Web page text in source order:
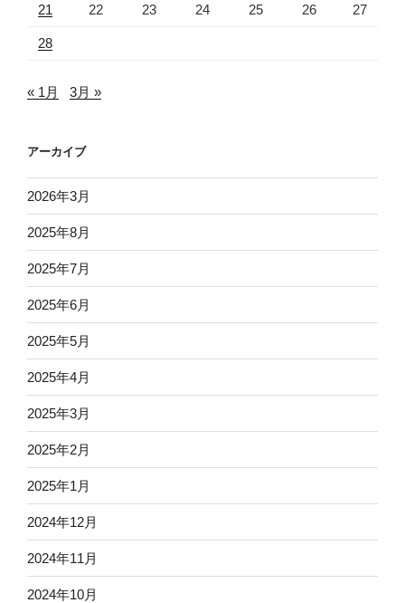
21 22 23 24 25 26 27
28
« 1月 3月 »
アーカイブ
2026年3月
2025年8月
2025年7月
2025年6月
2025年5月
2025年4月
2025年3月
2025年2月
2025年1月
2024年12月
2024年11月
2024年10月